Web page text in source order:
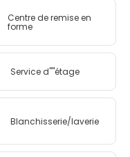
Centre de remise en
forme
Service d''''étage
Blanchisserie/laverie